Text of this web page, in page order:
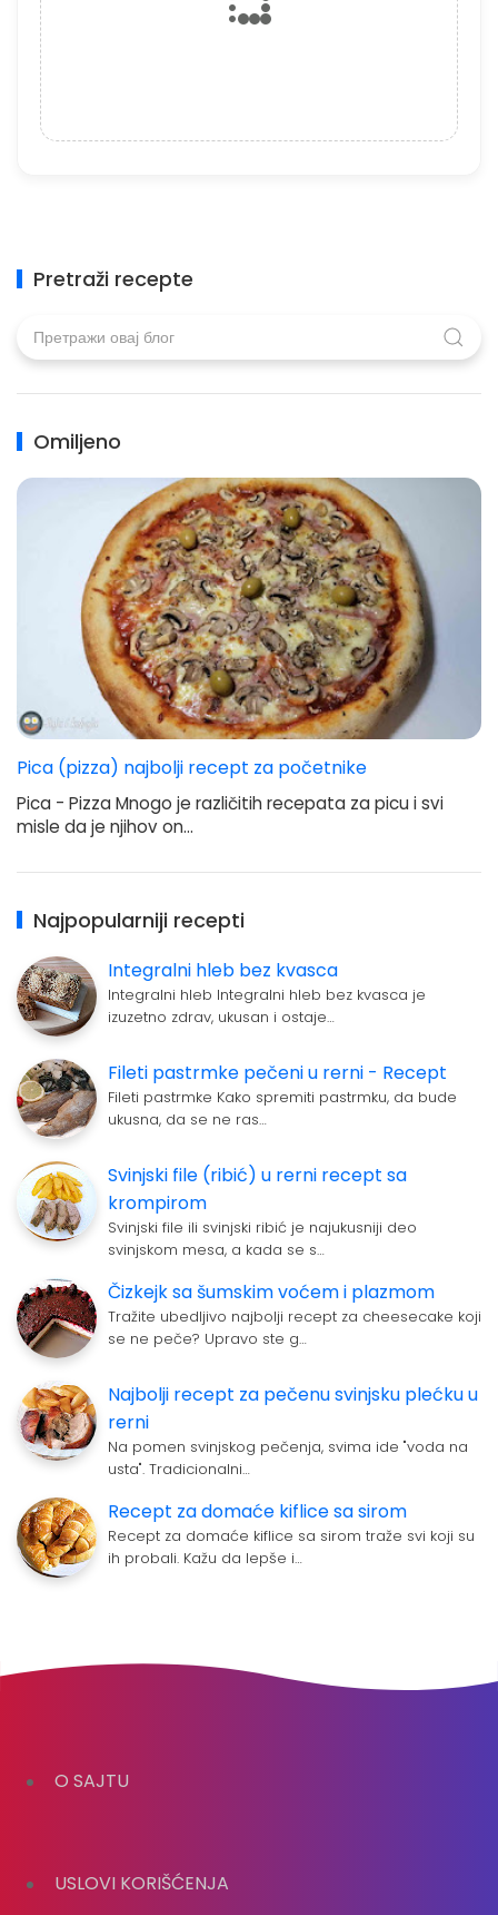
Pretraži recepte
Omiljeno
Pica (pizza) najbolji recept za početnike
Pica - Pizza Mnogo je različitih recepata za picu i svi
misle da je njihov on…
Najpopularniji recepti
Integralni hleb bez kvasca
Integralni hleb Integralni hleb bez kvasca je
izuzetno zdrav, ukusan i ostaje…
Fileti pastrmke pečeni u rerni - Recept
Fileti pastrmke Kako spremiti pastrmku, da bude
ukusna, da se ne ras…
Svinjski file (ribić) u rerni recept sa
krompirom
Svinjski file ili svinjski ribić je najukusniji deo
svinjskom mesa, a kada se s…
Čizkejk sa šumskim voćem i plazmom
Tražite ubedljivo najbolji recept za cheesecake koji
se ne peče? Upravo ste g…
Najbolji recept za pečenu svinjsku plećku u
rerni
Na pomen svinjskog pečenja, svima ide "voda na
usta". Tradicionalni…
Recept za domaće kiflice sa sirom
Recept za domaće kiflice sa sirom traže svi koji su
ih probali. Kažu da lepše i…
O SAJTU
USLOVI KORIŠĆENJA